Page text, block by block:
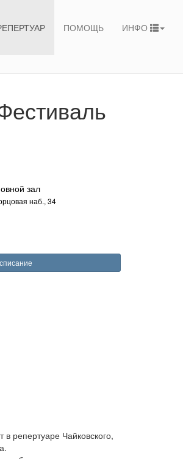
ПОМОЩЬ ИНФО
зал
наб., 34
репертуаре Чайковского,